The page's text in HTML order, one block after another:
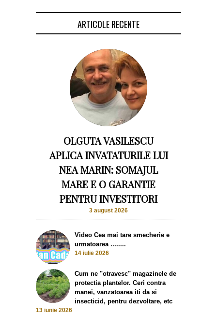
ARTICOLE RECENTE
OLGUTA VASILESCU
APLICA INVATATURILE LUI
NEA MARIN: SOMAJUL
MARE E O GARANTIE
PENTRU INVESTITORI
3 august 2026
Video Cea mai tare smecherie e
urmatoarea ........
14 iulie 2026
Cum ne "otravesc" magazinele de
protectia plantelor. Ceri contra
manei, vanzatoarea iti da si
insecticid, pentru dezvoltare, etc
13 iunie 2026